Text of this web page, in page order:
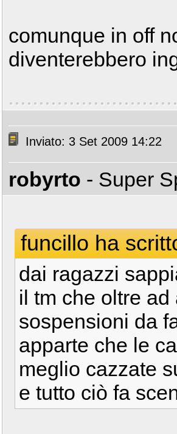
comunque in off
diventerebbero
Inviato: 3 Set 2009 14:22
robyrto - Super
funcillo ha
dai ragazzi
il tm che oltre
sospensioni da
apparte che le
meglio cazzate
e tutto ciò fa